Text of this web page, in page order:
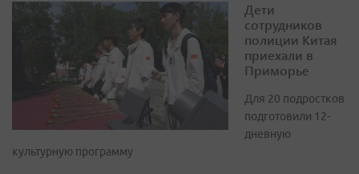
Дети
сотрудников
полиции Китая
приехали в
Приморье
Для 20 подростков
подготовили 12-
дневную
культурную программу